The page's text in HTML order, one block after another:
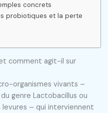
concrets
probiotiques et la perte
comment agit-il sur
organismes vivants –
genre Lactobacillus ou
levures – qui interviennent